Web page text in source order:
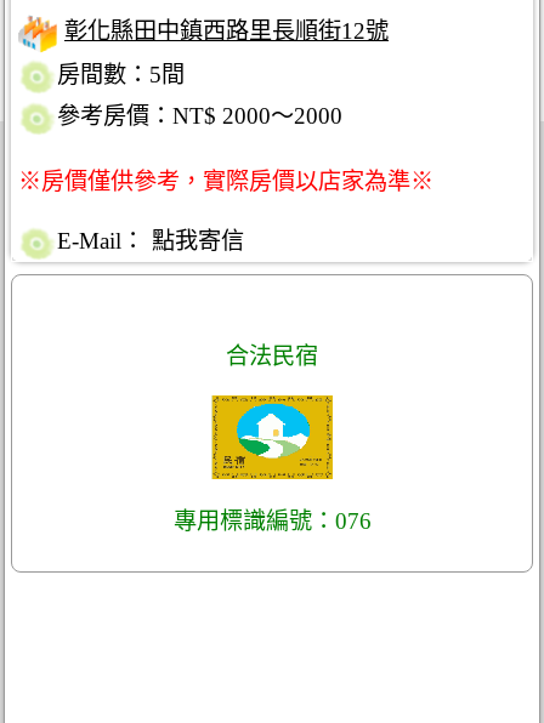
彰化縣田中鎮西路里長順街12號
房間數：5間
參考房價：NT$ 2000～2000
※房價僅供參考，實際房價以店家為準※
E-Mail： 點我寄信
合法民宿
專用標識編號：076